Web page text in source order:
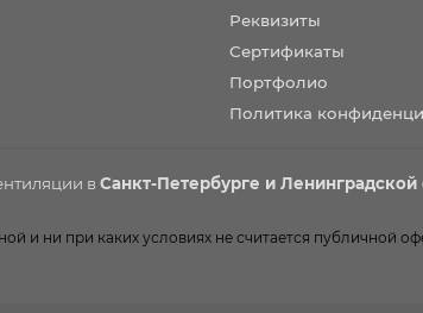
Реквизиты
Сертификаты
Портфолио
Политика
в Санкт-Петербурге и Ленинградской
и ни при каких условиях не считается публичной